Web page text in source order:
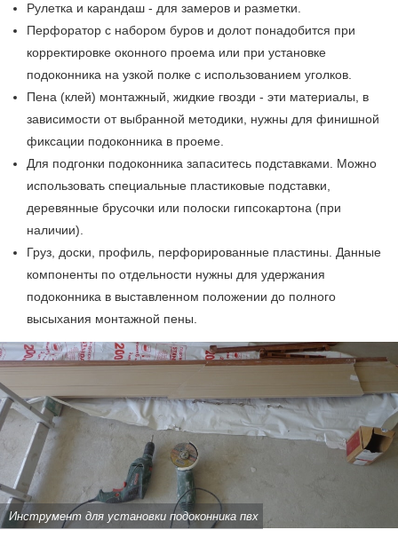
Рулетка и карандаш - для замеров и разметки.
Перфоратор с набором буров и долот понадобится при
корректировке оконного проема или при установке
подоконника на узкой полке с использованием уголков.
Пена (клей) монтажный, жидкие гвозди - эти материалы, в
зависимости от выбранной методики, нужны для финишной
фиксации подоконника в проеме.
Для подгонки подоконника запаситесь подставками. Можно
использовать специальные пластиковые подставки,
деревянные брусочки или полоски гипсокартона (при
наличии).
Груз, доски, профиль, перфорированные пластины. Данные
компоненты по отдельности нужны для удержания
подоконника в выставленном положении до полного
высыхания монтажной пены.
Инструмент для установки подоконника пвх